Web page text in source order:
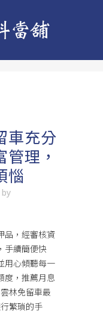
車充分
理，
惱
by
品，經審核資
手續簡便快
用心傾聽每一
度，推薦月息
林免留車最
繁瑣的手